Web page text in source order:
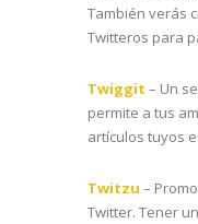
También verás
Twitteros para
Twiggit – Un
permite a tus
artículos tuyos
Twitzu –
Twitter. Tener